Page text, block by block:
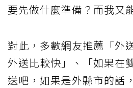
要先做什麼準備？而我又
對此，多數網友推薦「外
外送比較快」、「如果在
送吧，如果是外縣市的話